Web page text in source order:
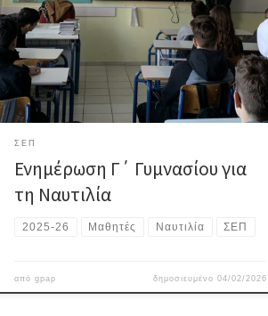
‘Young Executives Shipping Forum’ στο πλαίσιο του
εγκεκριμένου προγράμματος από το ΥΠΑΙΘΑ, ‘Yes
to Schools’. Οι μαθητές/τριες της Γ΄ Γυμνασίου
ενημερώθηκαν για την ελληνική ναυτιλία και τις
εντυπωσιακές επιδόσεις της, τα επαγγέλματα που
ΣΕΠ
Ενημέρωση Γ΄ Γυμνασίου για
τη Ναυτιλία
2025-26 Μαθητές Ναυτιλία ΣΕΠ
απόgpap δημοσιευμένο 04/02/2026